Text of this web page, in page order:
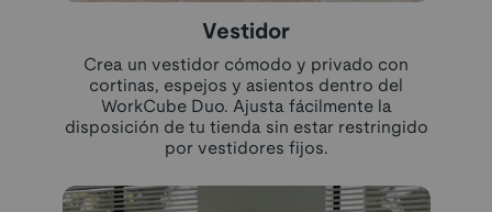
Vestidor
Crea un vestidor cómodo y privado con
cortinas, espejos y asientos dentro del
WorkCube Duo. Ajusta fácilmente la
disposición de tu tienda sin estar restringido
por vestidores fijos.